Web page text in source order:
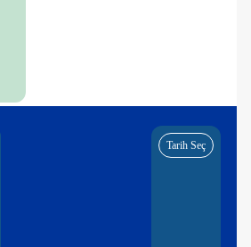
Tarih Seç